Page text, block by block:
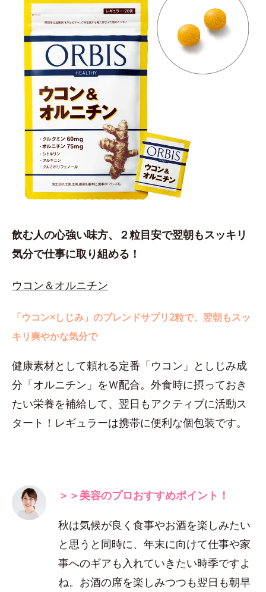
飲む人の心強い味方、２粒目安で翌朝もスッキリ
気分で仕事に取り組める！
ウコン＆オルニチン
「ウコン×しじみ」のブレンドサプリ2粒で、翌朝もスッ
キリ爽やかな気分で
健康素材として頼れる定番「ウコン」としじみ成
分「オルニチン」をＷ配合。外食時に摂っておき
たい栄養を補給して、翌日もアクティブに活動ス
タート！レギュラーは携帯に便利な個包装です。
＞＞美容のプロおすすめポイント！
秋は気候が良く食事やお酒を楽しみたい
と思うと同時に、年末に向けて仕事や家
事へのギアも入れていきたい時季ですよ
ね。お酒の席を楽しみつつも翌日も朝早